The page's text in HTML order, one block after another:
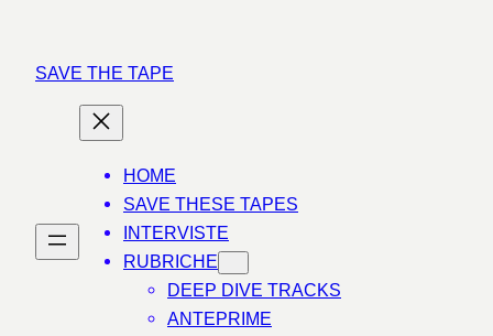
contenuto
SAVE THE TAPE
HOME
SAVE THESE TAPES
INTERVISTE
RUBRICHE
DEEP DIVE TRACKS
ANTEPRIME